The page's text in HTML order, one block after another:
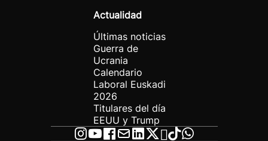
Actualidad
Últimas noticias
Guerra de
Ucrania
Calendario
Laboral Euskadi
2026
Titulares del día
EEUU y Trump